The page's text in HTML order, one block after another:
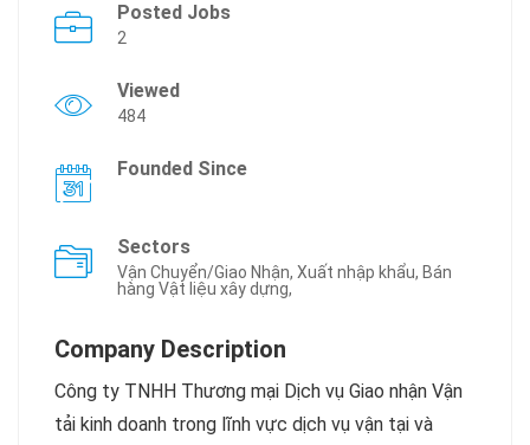
Posted Jobs
2
Viewed
484
Founded Since
Sectors
Vận Chuyển/Giao Nhận, Xuất nhập khẩu, Bán
hàng Vật liệu xây dựng,
Company Description
Công ty TNHH Thương mại Dịch vụ Giao nhận Vận
tải kinh doanh trong lĩnh vực dịch vụ vận tại và